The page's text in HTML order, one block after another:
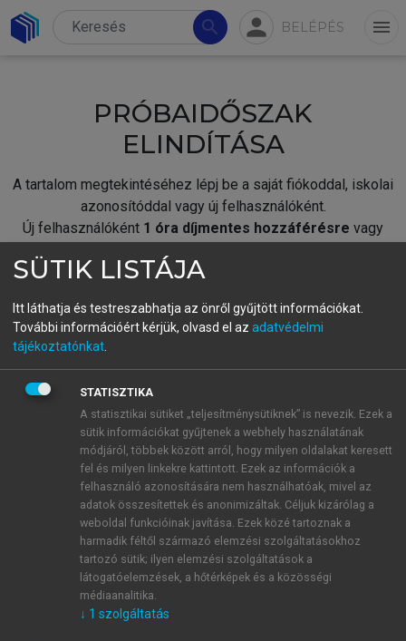
search person BELÉPÉS menu
PRÓBAIDŐSZAK
ELINDÍTÁSA
A tartalom megtekintéséhez lépj be a saját fiókoddal, iskolai
azonosítóddal vagy új felhasználóként.
Új felhasználóként 1 óra díjmentes hozzáférésre vagy
fiókoddal,vagy hozz létre új fiókot.
A regisztráció után apróbaidőszakautomatikusan
BELÉPÉS SAJÁT FIÓKKAL
ÚJ FIÓK LÉTREHOZÁSA
1 óra díjmentes hozzáférés
E-MAIL-CÍM
SÜTIK LISTÁJA
Itt láthatja és testreszabhatja az önről gyűjtött információkat.
További információért kérjük, olvasd el az adatvédelmi
tájékoztatónkat
STATISZTIKA
A statisztikai sütiket „teljesítménysütiknek” is nevezik. Ezek a
sütik információkat gyűjtenek a webhely használatának
módjáról, többek között arról, hogy milyen oldalakat keresett
fel és milyen linkekre kattintott. Ezek az információk a
felhasználó azonosítására nem használhatóak, mivel az
adatok összesítettek és anonimizáltak. Céljuk kizárólag a
weboldal funkcióinak javítása. Ezek közé tartoznak a
harmadik féltől származó elemzési szolgáltatásokhoz
tartozó sütik; ilyen elemzési szolgáltatások a
látogatóelemzések, a hőtérképek és a közösségi
médiaanalitika.
↓ 1 szolgáltatás